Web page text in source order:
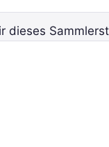
dieses Feld leer.
dieses